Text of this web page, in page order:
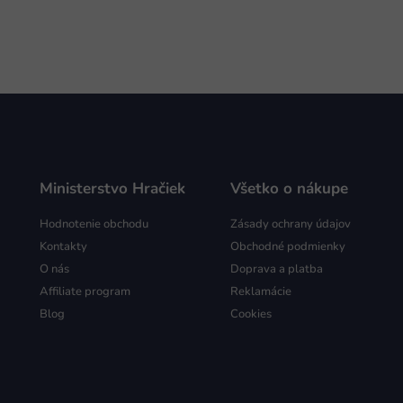
Ministerstvo Hračiek
Hodnotenie obchodu
Kontakty
O nás
Affiliate program
Blog
Všetko o nákupe
Zásady ochrany údajov
Obchodné podmienky
Doprava a platba
Reklamácie
Cookies